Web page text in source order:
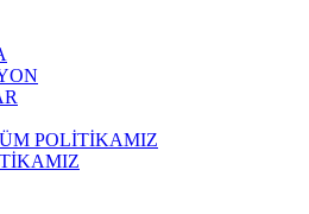
POLİTİKAMIZ